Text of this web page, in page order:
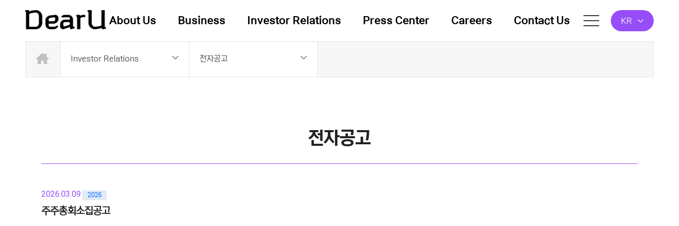
About Us Business Investor Relations Press Center Careers Contact Us KR
Investor Relations 전자공고
전자공고
2026.03.09 2026
주주총회소집공고